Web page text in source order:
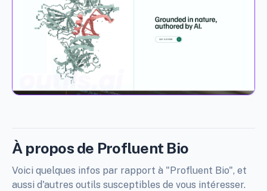
À propos de Profluent Bio
Voici quelques infos par rapport à "Profluent Bio", et
aussi d'autres outils susceptibles de vous intéresser.